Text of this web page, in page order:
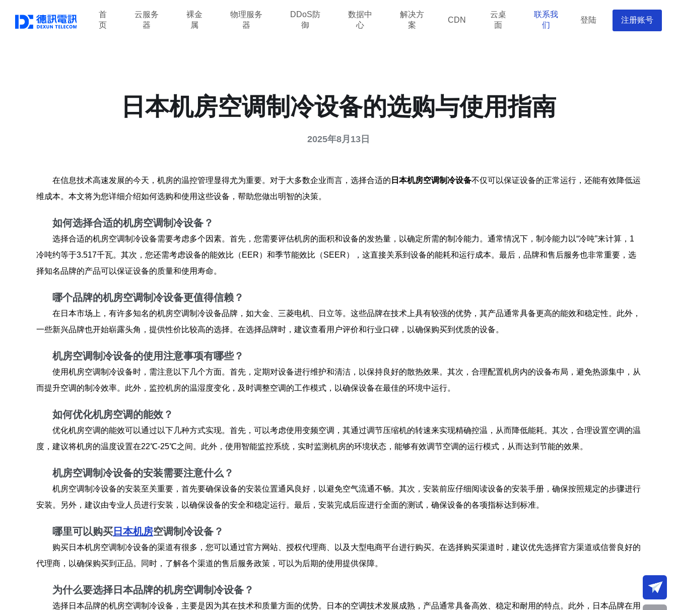
首
页
云服务
器
裸金
属
物理服务
器
DDoS防
御
数据中
心
解决方
案
CDN
云桌
面
联系我
们
登陆 注册账号
日本机房空调制冷设备的选购与使用指南
2025年8月13日
在信息技术高速发展的今天，机房的温控管理显得尤为重要。对于大多数企业而言，选择合适的 日本机房空调制冷设备不仅可以保证设备的正常运行，还能有效降低运
维成本。本文将为您详细介绍如何选购和使用这些设备，帮助您做出明智的决策。
如何选择合适的机房空调制冷设备？
选择合适的机房空调制冷设备需要考虑多个因素。首先，您需要评估机房的面积和设备的发热量，以确定所需的制冷能力。通常情况下，制冷能力以“冷吨”来计算，1
冷吨约等于3.517千瓦。其次，您还需考虑设备的能效比（EER）和季节能效比（SEER），这直接关系到设备的能耗和运行成本。最后，品牌和售后服务也非常重要，选
择知名品牌的产品可以保证设备的质量和使用寿命。
哪个品牌的机房空调制冷设备更值得信赖？
在日本市场上，有许多知名的机房空调制冷设备品牌，如大金、三菱电机、日立等。这些品牌在技术上具有较强的优势，其产品通常具备更高的能效和稳定性。此外，
一些新兴品牌也开始崭露头角，提供性价比较高的选择。在选择品牌时，建议查看用户评价和行业口碑，以确保购买到优质的设备。
机房空调制冷设备的使用注意事项有哪些？
使用机房空调制冷设备时，需注意以下几个方面。首先，定期对设备进行维护和清洁，以保持良好的散热效果。其次，合理配置机房内的设备布局，避免热源集中，从
而提升空调的制冷效率。此外，监控机房的温湿度变化，及时调整空调的工作模式，以确保设备在最佳的环境中运行。
如何优化机房空调的能效？
优化机房空调的能效可以通过以下几种方式实现。首先，可以考虑使用变频空调，其通过调节压缩机的转速来实现精确控温，从而降低能耗。其次，合理设置空调的温
度，建议将机房的温度设置在22℃-25℃之间。此外，使用智能监控系统，实时监测机房的环境状态，能够有效调节空调的运行模式，从而达到节能的效果。
机房空调制冷设备的安装需要注意什么？
机房空调制冷设备的安装至关重要，首先要确保设备的安装位置通风良好，以避免空气流通不畅。其次，安装前应仔细阅读设备的安装手册，确保按照规定的步骤进行
安装。另外，建议由专业人员进行安装，以确保设备的安全和稳定运行。最后，安装完成后应进行全面的测试，确保设备的各项指标达到标准。
哪里可以购买 日本机房空调制冷设备？
购买日本机房空调制冷设备的渠道有很多，您可以通过官方网站、授权代理商、以及大型电商平台进行购买。在选择购买渠道时，建议优先选择官方渠道或信誉良好的
代理商，以确保购买到正品。同时，了解各个渠道的售后服务政策，可以为后期的使用提供保障。
为什么要选择日本品牌的机房空调制冷设备？
选择日本品牌的机房空调制冷设备，主要是因为其在技术和质量方面的优势。日本的空调技术发展成熟，产品通常具备高效、稳定和耐用的特点。此外，日本品牌在用